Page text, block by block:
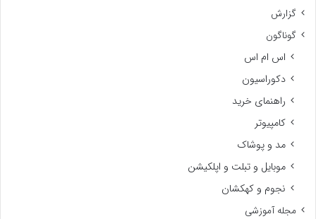
گزارش
گوناگون
اس ام اس
دکوراسیون
راهنمای خرید
کامپیوتر
مد و پوشاک
موبایل و تبلت و اپلکیشن
نجوم و کهکشان
مجله آموزشی